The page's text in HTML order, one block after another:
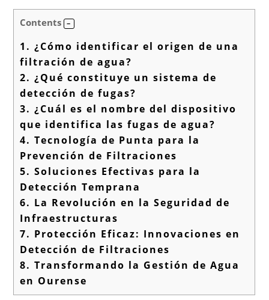
Contents
1. ¿Cómo identificar el origen de una
filtración de agua?
2. ¿Qué constituye un sistema de
detección de fugas?
3. ¿Cuál es el nombre del dispositivo
que identifica las fugas de agua?
4. Tecnología de Punta para la
Prevención de Filtraciones
5. Soluciones Efectivas para la
Detección Temprana
6. La Revolución en la Seguridad de
Infraestructuras
7. Protección Eficaz: Innovaciones en
Detección de Filtraciones
8. Transformando la Gestión de Agua
en Ourense